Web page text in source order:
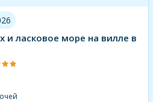
и ласковое море на вилле в